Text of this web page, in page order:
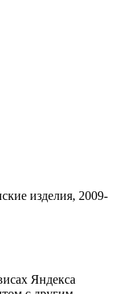
изделия, 2009-
Яндекса